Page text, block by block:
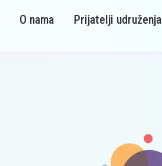
O nama Prijatelji udruženja